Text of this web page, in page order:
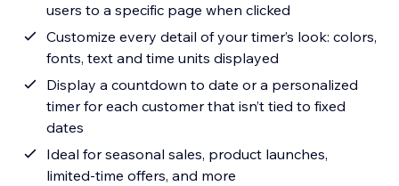
users to a specific page when clicked
Customize every detail of your timer’s look: colors,
fonts, text and time units displayed
Display a countdown to date or a personalized
timer for each customer that isn’t tied to fixed
dates
Ideal for seasonal sales, product launches,
limited-time offers, and more